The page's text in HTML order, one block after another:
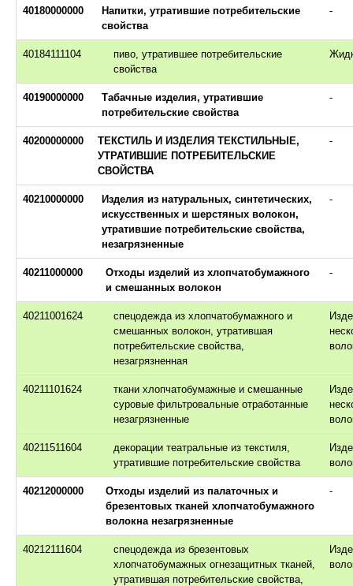
40180000000
Напитки, утратившие потребительские
свойства
-
40184111104
пиво, утратившее потребительские
свойства
40190000000
Табачные изделия, утратившие
потребительские свойства
-
40200000000
ТЕКСТИЛЬ И ИЗДЕЛИЯ ТЕКСТИЛЬНЫЕ,
УТРАТИВШИЕ ПОТРЕБИТЕЛЬСКИЕ
СВОЙСТВА
-
40210000000
Изделия из натуральных, синтетических,
искусственных и шерстяных волокон,
утратившие потребительские свойства,
незагрязненные
-
40211000000
Отходы изделий из хлопчатобумажного
и смешанных волокон
-
40211001624
спецодежда из хлопчатобумажного и
смешанных волокон, утратившая
потребительские свойства,
незагрязненная
40211101624
ткани хлопчатобумажные и смешанные
суровые фильтровальные отработанные
незагрязненные
40211511604
декорации театральные из текстиля,
утратившие потребительские свойства
40212000000
Отходы изделий из палаточных и
брезентовых тканей хлопчатобумажного
волокна незагрязненные
-
40212111604
спецодежда из брезентовых
хлопчатобумажных огнезащитных тканей,
утратившая потребительские свойства,